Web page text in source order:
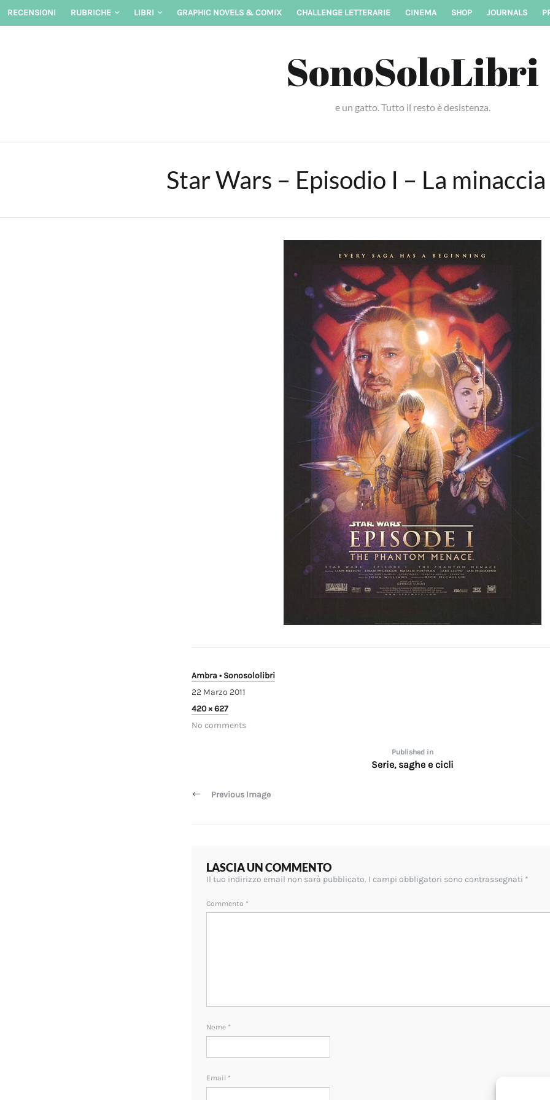
Skip
RECENSIONI RUBRICHE LIBRI GRAPHIC NOVELS & COMIX CHALLENGE LETTERARIE CINEMA SHOP JOURNALS
SonoSoloLibri
e un gatto. Tutto il resto è desistenza.
Star Wars – Episodio I – La
Ambra • Sonosololibri
22 Marzo 2011
Full
size
420 × 627
No comments
articoli
Published in
Serie, saghe e cicli
Previous Image
LASCIA UN COMMENTO
Il tuo indirizzo email non sarà pubblicato. I campi obbligatori sono contrassegnati *
Commento *
Nome *
Email *